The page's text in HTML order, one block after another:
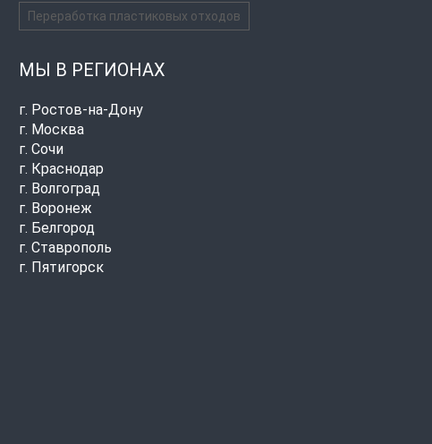
Переработка пластиковых отходов
МЫ В РЕГИОНАХ
г. Ростов-на-Дону
г. Москва
г. Сочи
г. Краснодар
г. Волгоград
г. Воронеж
г. Белгород
г. Ставрополь
г. Пятигорск